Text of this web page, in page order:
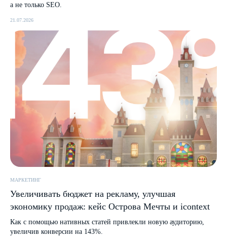
а не только SEO.
21.07.2026
МАРКЕТИНГ
Увеличивать бюджет на рекламу, улучшая
экономику продаж: кейс Острова Мечты и icontext
Как с помощью нативных статей привлекли новую аудиторию,
увеличив конверсии на 143%.